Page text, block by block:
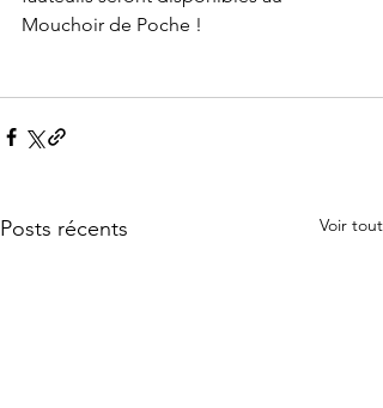
Mouchoir de Poche !
Posts récents Voir tout